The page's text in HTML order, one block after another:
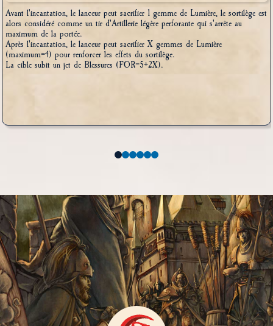
Avant l'incantation, le lanceur peut sacrifier 1 gemme de Lumière, le sortilège est
alors considéré comme un tir d'Artillerie légère perforante qui s'arrête au
maximum de la portée.
Après l'incantation, le lanceur peut sacrifier X gemmes de Lumière
(maximum=4) pour renforcer les effets du sortilège.
La cible subit un jet de Blessures (FOR=5+2X).
0 1 2 3 4 5